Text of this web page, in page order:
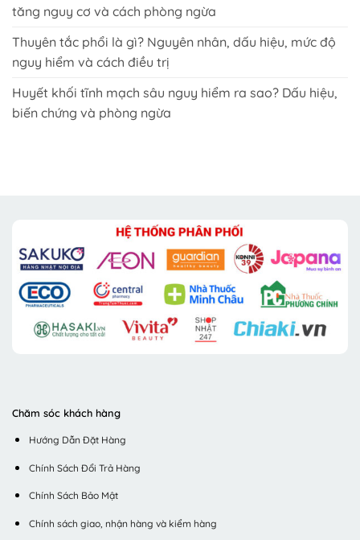
tăng nguy cơ và cách phòng ngừa
Thuyên tắc phổi là gì? Nguyên nhân, dấu hiệu, mức độ
nguy hiểm và cách điều trị
Huyết khối tĩnh mạch sâu nguy hiểm ra sao? Dấu hiệu,
biến chứng và phòng ngừa
Chăm sóc khách hàng
Hướng Dẫn Đặt Hàng
Chính Sách Đổi Trả Hàng
Chính Sách Bảo Mật
Chính sách giao, nhận hàng và kiểm hàng